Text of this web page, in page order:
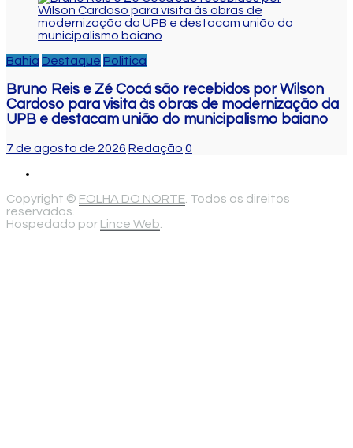
Bahia Destaque Politica
Bruno Reis e Zé Cocá são recebidos por Wilson
Cardoso para visita às obras de modernização da
UPB e destacam união do municipalismo baiano
7 de agosto de 2026 Redação 0
Copyright © FOLHA DO NORTE . Todos os direitos
reservados.
Hospedado por Lince Web